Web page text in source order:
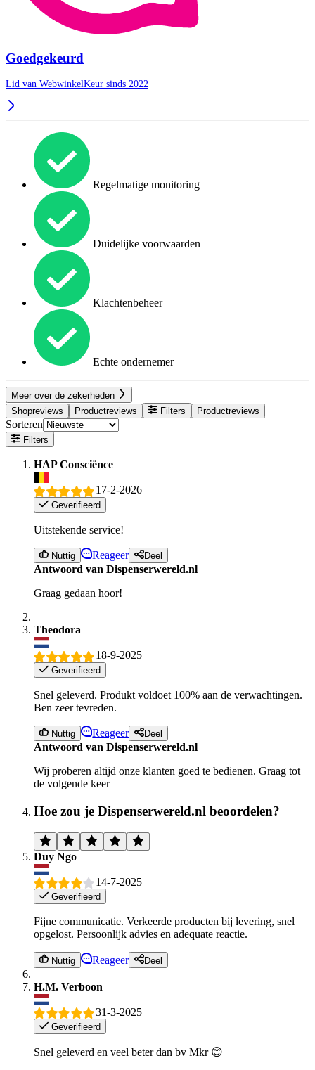
Goedgekeurd
Lid van WebwinkelKeur sinds 2022
Regelmatige monitoring
Duidelijke voorwaarden
Klachtenbeheer
Echte ondernemer
Meer over de zekerheden
Shopreviews
Productreviews Filters Productreviews
Sorteren
Filters
HAP Consciënce
17-2-2026
Geverifieerd
Uitstekende service!
Nuttig Reageer Deel
Antwoord van Dispenserwereld.nl
Graag gedaan hoor!
Theodora
18-9-2025
Geverifieerd
Snel geleverd. Produkt voldoet 100% aan de verwachtingen.
Ben zeer tevreden.
Nuttig Reageer Deel
Antwoord van Dispenserwereld.nl
Wij proberen altijd onze klanten goed te bedienen. Graag tot
de volgende keer
Hoe zou je Dispenserwereld.nl beoordelen?
Duy Ngo
14-7-2025
Geverifieerd
Fijne communicatie. Verkeerde producten bij levering, snel
opgelost. Persoonlijk advies en adequate reactie.
Nuttig Reageer Deel
H.M. Verboon
31-3-2025
Geverifieerd
Snel geleverd en veel beter dan bv Mkr 😊